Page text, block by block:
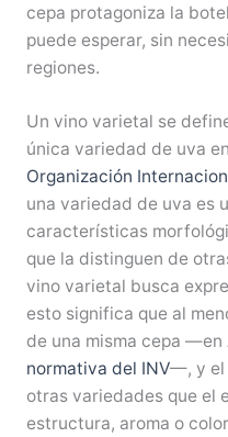
cepa protagoniza la
puede esperar, sin
regiones.
Un vino varietal se
única variedad de uva
Organización
una variedad de uva es
características
que la distinguen de
vino varietal busca
esto significa que al
de una misma cepa
normativa del INV—, y el
otras variedades que el
estructura, aroma o